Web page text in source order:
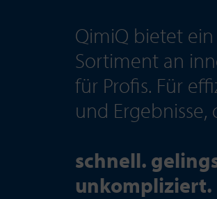
QimiQ bietet
Sortiment an
für Profis. Für
und
schnell.
unkompliziert.